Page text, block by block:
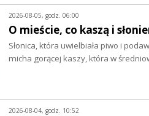
2026-08-05, godz. 06:00
O mieście, co kaszą i
Słonica, która uwielbiała piwo i
micha gorącej kaszy, która w
2026-08-04, godz. 10:52